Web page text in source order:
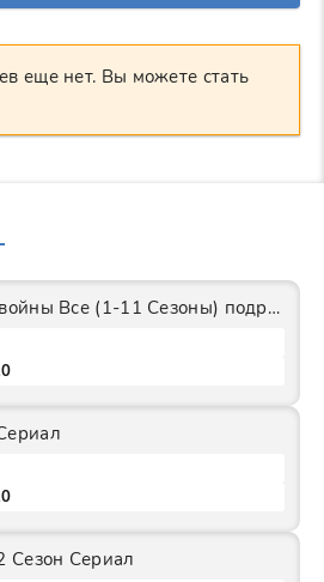
еще нет. Вы можете стать
Ментовские войны Все (1-11 Сезоны) подряд Сериал
Сезон Сериал